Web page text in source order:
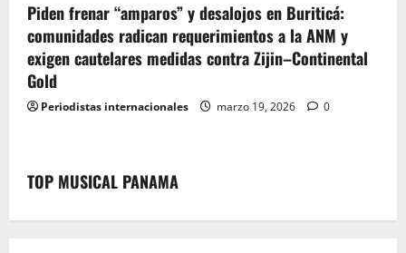
Piden frenar “amparos” y desalojos en Buriticá:
comunidades radican requerimientos a la ANM y
exigen cautelares medidas contra Zijin–Continental
Gold
Periodistas internacionales marzo 19, 2026 0
TOP MUSICAL PANAMA